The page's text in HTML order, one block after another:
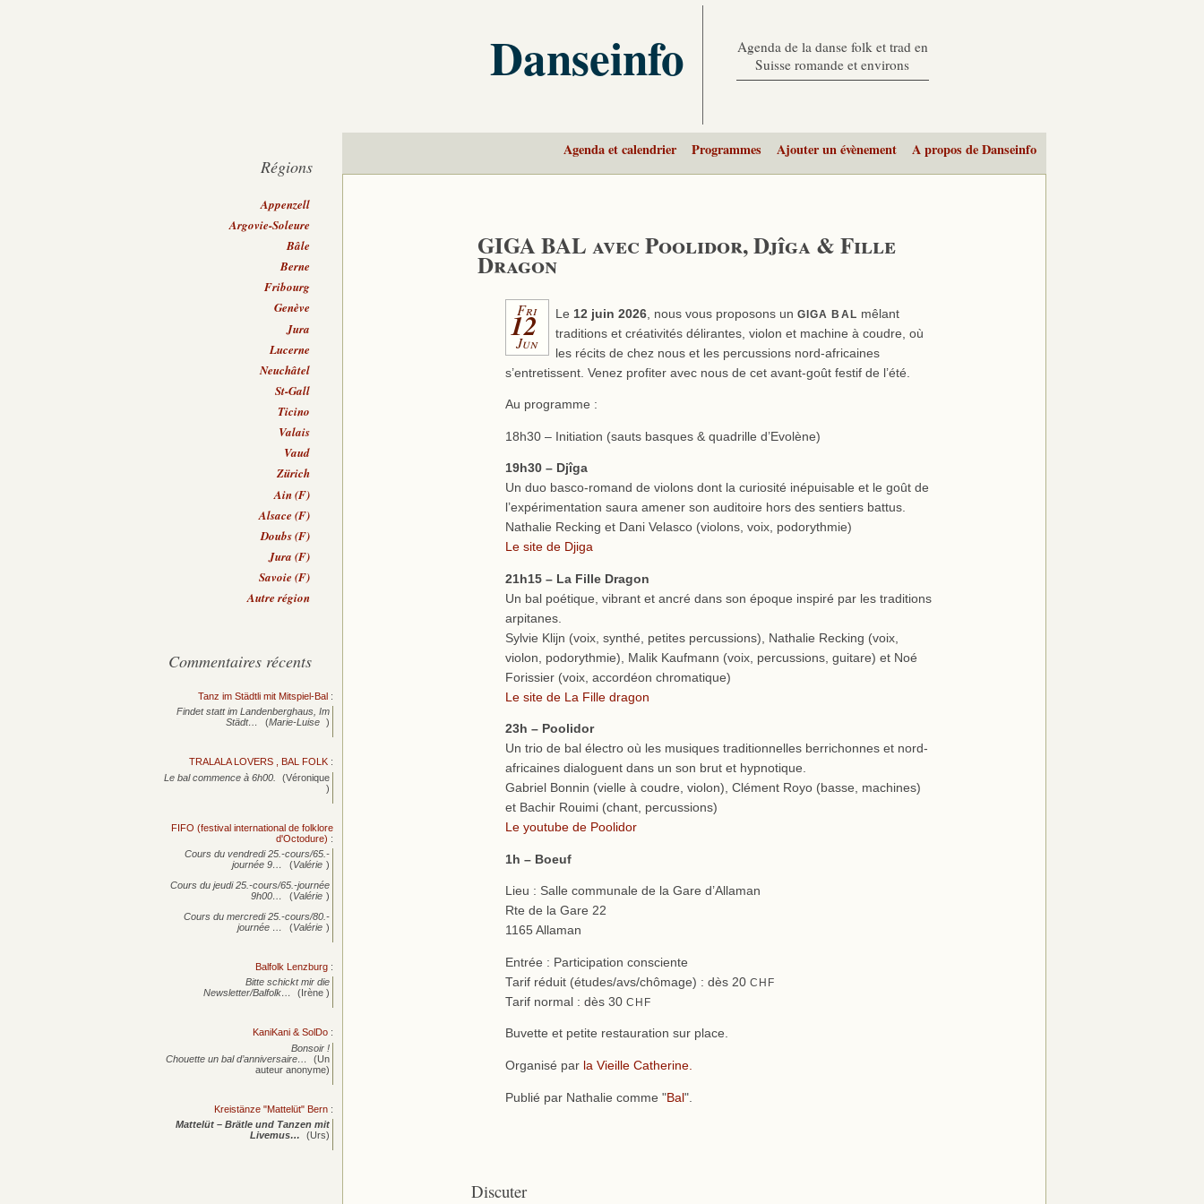
Danseinfo
Agenda de la danse folk et trad en
Suisse romande et environs
Agenda et calendrier Programmes Ajouter un évènement A propos de Danseinfo
GIGA BAL avec Poolidor, Djîga & Fille
Dragon
Fri
12
Jun
Le 12 juin 2026, nous vous proposons un GIGA BAL mêlant
traditions et créativités délirantes, violon et machine à coudre, où
les récits de chez nous et les percussions nord-africaines
s’entretissent. Venez profiter avec nous de cet avant-goût festif de l’été.
Au programme :
18h30 – Initiation (sauts basques & quadrille d’Evolène)
19h30 – Djîga
Un duo basco-romand de violons dont la curiosité inépuisable et le goût de
l’expérimentation saura amener son auditoire hors des sentiers battus.
Nathalie Recking et Dani Velasco (violons, voix, podorythmie)
Le site de Djiga
21h15 – La Fille Dragon
Un bal poétique, vibrant et ancré dans son époque inspiré par les traditions
arpitanes.
Sylvie Klijn (voix, synthé, petites percussions), Nathalie Recking (voix,
violon, podorythmie), Malik Kaufmann (voix, percussions, guitare) et Noé
Forissier (voix, accordéon chromatique)
Le site de La Fille dragon
23h – Poolidor
Un trio de bal électro où les musiques traditionnelles berrichonnes et nord-
africaines dialoguent dans un son brut et hypnotique.
Gabriel Bonnin (vielle à coudre, violon), Clément Royo (basse, machines)
et Bachir Rouimi (chant, percussions)
Le youtube de Poolidor
1h – Boeuf
Lieu : Salle communale de la Gare d’Allaman
Rte de la Gare 22
1165 Allaman
Entrée : Participation consciente
Tarif réduit (études/avs/chômage) : dès 20 CHF
Tarif normal : dès 30 CHF
Buvette et petite restauration sur place.
Organisé par la Vieille Catherine.
Publié par Nathalie comme "Bal".
Discuter
Régions
Appenzell
Argovie-Soleure
Bâle
Berne
Fribourg
Genève
Jura
Lucerne
Neuchâtel
St-Gall
Ticino
Valais
Vaud
Zürich
Ain (F)
Alsace (F)
Doubs (F)
Jura (F)
Savoie (F)
Autre région
Commentaires récents
Tanz im Städtli mit Mitspiel-Bal :
Findet statt im Landenberghaus, Im
Städt…
(Marie-Luise )
TRALALA LOVERS , BAL FOLK :
Le bal commence à 6h00.
(Véronique
)
FIFO (festival international de folklore
d'Octodure) :
Cours du vendredi 25.-cours/65.-
journée 9… (Valérie )
Cours du jeudi 25.-cours/65.-journée
9h00…
(Valérie )
Cours du mercredi 25.-cours/80.-
journée … (Valérie )
Balfolk Lenzburg :
Bitte schickt mir die
Newsletter/Balfolk…
(Irène )
KaniKani & SolDo :
Bonsoir !
Chouette un bal d’anniversaire…
(Un
auteur anonyme)
Kreistänze "Mattelüt" Bern :
Mattelüt – Brätle und Tanzen mit
Livemus…
(Urs)